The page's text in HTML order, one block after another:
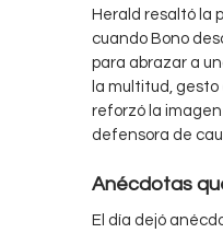
Herald resaltó la
cuando Bono
para abrazar a
la multitud,
reforzó la
defensora de
Anécdotas
El día dejó